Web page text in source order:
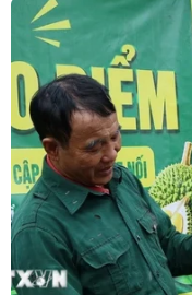
mẫu máy bay
công và 4 hành
với tầm hoạt động
ty hy vọng trở
nhận kiểu loại từ
tới bắt đầu dịch